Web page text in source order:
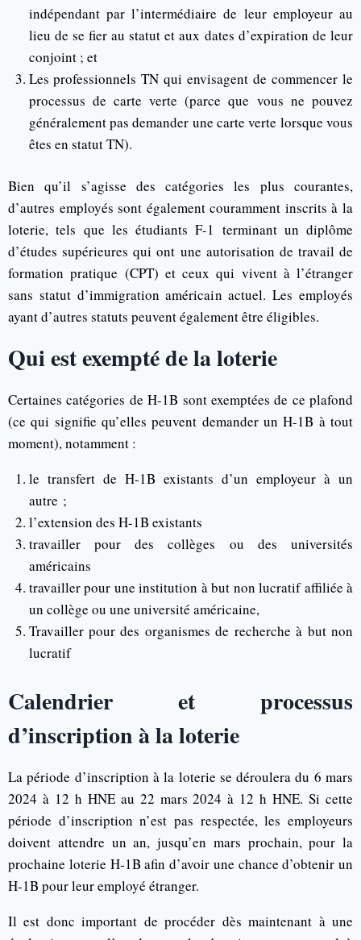
indépendant par l’intermédiaire de leur employeur au
lieu de se fier au statut et aux dates d’expiration de leur
conjoint ; et
Les professionnels TN qui envisagent de commencer le
processus de carte verte (parce que vous ne pouvez
généralement pas demander une carte verte lorsque vous
êtes en statut TN).
Bien qu’il s’agisse des catégories les plus courantes,
d’autres employés sont également couramment inscrits à la
loterie, tels que les étudiants F-1 terminant un diplôme
d’études supérieures qui ont une autorisation de travail de
formation pratique (CPT) et ceux qui vivent à l’étranger
sans statut d’immigration américain actuel. Les employés
ayant d’autres statuts peuvent également être éligibles.
Qui est exempté de la loterie
Certaines catégories de H-1B sont exemptées de ce plafond
(ce qui signifie qu’elles peuvent demander un H-1B à tout
moment), notamment :
le transfert de H-1B existants d’un employeur à un
autre ;
l’extension des H-1B existants
travailler pour des collèges ou des universités
américains
travailler pour une institution à but non lucratif affiliée à
un collège ou une université américaine,
Travailler pour des organismes de recherche à but non
lucratif
Calendrier et processus
d’inscription à la loterie
La période d’inscription à la loterie se déroulera du 6 mars
2024 à 12 h HNE au 22 mars 2024 à 12 h HNE. Si cette
période d’inscription n’est pas respectée, les employeurs
doivent attendre un an, jusqu’en mars prochain, pour la
prochaine loterie H-1B afin d’avoir une chance d’obtenir un
H-1B pour leur employé étranger.
Il est donc important de procéder dès maintenant à une